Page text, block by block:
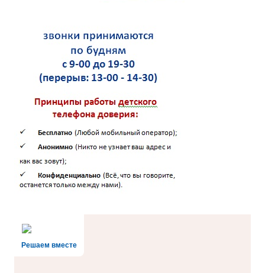
Решаем вместе